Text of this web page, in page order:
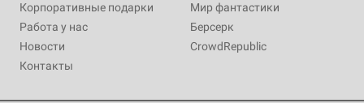
Корпоративные подарки
Работа у нас
Новости
Контакты
Мир фантастики
Берсерк
CrowdRepublic